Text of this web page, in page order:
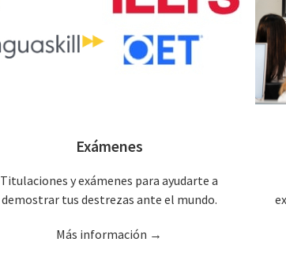
Exámenes
Titulaciones y exámenes para ayudarte a
demostrar tus destrezas ante el mundo.
Más información →